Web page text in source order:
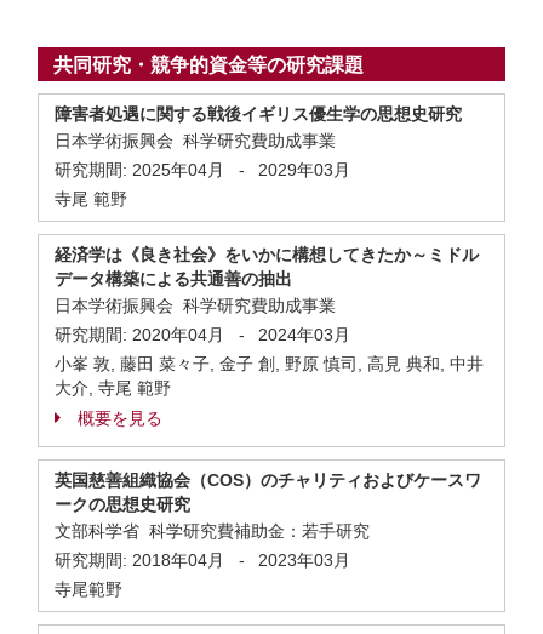
共同研究・競争的資金等の研究課題
障害者処遇に関する戦後イギリス優生学の思想史研究
日本学術振興会 科学研究費助成事業
研究期間: 2025年04月 -
2029年03月
寺尾 範野
経済学は《良き社会》をいかに構想してきたか～ミドル
データ構築による共通善の抽出
日本学術振興会 科学研究費助成事業
研究期間: 2020年04月 -
2024年03月
小峯 敦, 藤田 菜々子, 金子 創, 野原 慎司, 高見 典和, 中井
大介, 寺尾 範野
概要を見る
英国慈善組織協会（COS）のチャリティおよびケースワ
ークの思想史研究
文部科学省 科学研究費補助金：若手研究
研究期間: 2018年04月 -
2023年03月
寺尾範野